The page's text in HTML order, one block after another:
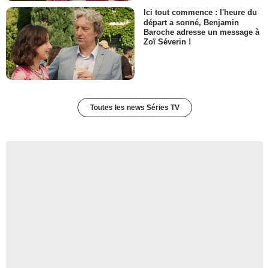
Ici tout commence : l'heure du
départ a sonné, Benjamin
Baroche adresse un message à
Zoï Séverin !
Toutes les news Séries TV